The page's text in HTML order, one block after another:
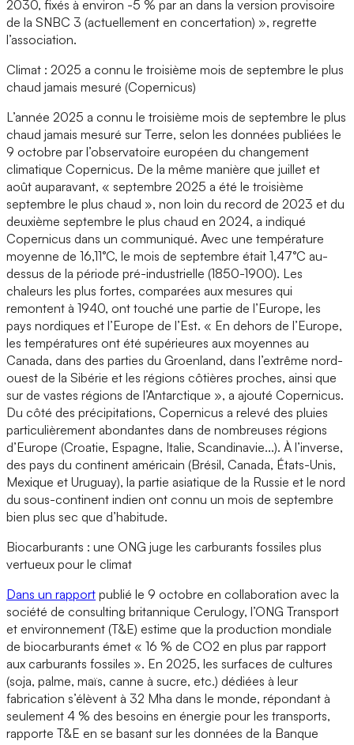
2030, fixés à environ -5 % par an dans la version provisoire
de la SNBC 3 (actuellement en concertation) », regrette
l’association.
Climat : 2025 a connu le troisième mois de septembre le plus
chaud jamais mesuré (Copernicus)
L’année 2025 a connu le troisième mois de septembre le plus
chaud jamais mesuré sur Terre, selon les données publiées le
9 octobre par l’observatoire européen du changement
climatique Copernicus. De la même manière que juillet et
août auparavant, « septembre 2025 a été le troisième
septembre le plus chaud », non loin du record de 2023 et du
deuxième septembre le plus chaud en 2024, a indiqué
Copernicus dans un communiqué. Avec une température
moyenne de 16,11°C, le mois de septembre était 1,47°C au-
dessus de la période pré-industrielle (1850-1900). Les
chaleurs les plus fortes, comparées aux mesures qui
remontent à 1940, ont touché une partie de l’Europe, les
pays nordiques et l’Europe de l’Est. « En dehors de l’Europe,
les températures ont été supérieures aux moyennes au
Canada, dans des parties du Groenland, dans l’extrême nord-
ouest de la Sibérie et les régions côtières proches, ainsi que
sur de vastes régions de l’Antarctique », a ajouté Copernicus.
Du côté des précipitations, Copernicus a relevé des pluies
particulièrement abondantes dans de nombreuses régions
d’Europe (Croatie, Espagne, Italie, Scandinavie...). À l’inverse,
des pays du continent américain (Brésil, Canada, États-Unis,
Mexique et Uruguay), la partie asiatique de la Russie et le nord
du sous-continent indien ont connu un mois de septembre
bien plus sec que d’habitude.
Biocarburants : une ONG juge les carburants fossiles plus
vertueux pour le climat
Dans un rapport publié le 9 octobre en collaboration avec la
société de consulting britannique Cerulogy, l’ONG Transport
et environnement (T&E) estime que la production mondiale
de biocarburants émet « 16 % de CO2 en plus par rapport
aux carburants fossiles ». En 2025, les surfaces de cultures
(soja, palme, maïs, canne à sucre, etc.) dédiées à leur
fabrication s’élèvent à 32 Mha dans le monde, répondant à
seulement 4 % des besoins en énergie pour les transports,
rapporte T&E en se basant sur les données de la Banque